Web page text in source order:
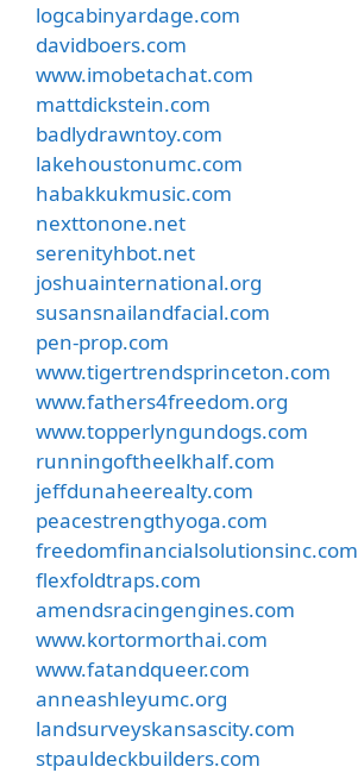
logcabinyardage.com
davidboers.com
www.imobetachat.com
mattdickstein.com
badlydrawntoy.com
lakehoustonumc.com
habakkukmusic.com
nexttonone.net
serenityhbot.net
joshuainternational.org
susansnailandfacial.com
pen-prop.com
www.tigertrendsprinceton.com
www.fathers4freedom.org
www.topperlyngundogs.com
runningoftheelkhalf.com
jeffdunaheerealty.com
peacestrengthyoga.com
freedomfinancialsolutionsinc.com
flexfoldtraps.com
amendsracingengines.com
www.kortormorthai.com
www.fatandqueer.com
anneashleyumc.org
landsurveyskansascity.com
stpauldeckbuilders.com